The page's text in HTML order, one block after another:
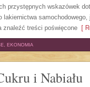
przystępnych wskazówek
lakiernictwa
znaleźć treści poświęcone [
EKONOMIA
i Nabiału